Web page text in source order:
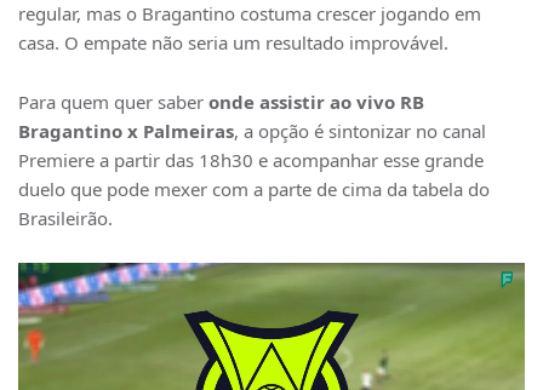
regular, mas o Bragantino costuma crescer jogando em
casa. O empate não seria um resultado improvável.
Para quem quer saber onde assistir ao vivo RB
Bragantino x Palmeiras, a opção é sintonizar no canal
Premiere a partir das 18h30 e acompanhar esse grande
duelo que pode mexer com a parte de cima da tabela do
Brasileirão.